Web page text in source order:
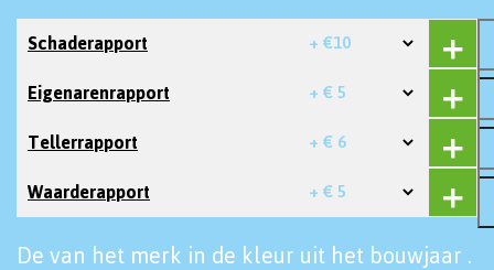
Schaderapport + €10
Eigenarenrapport + € 5
Tellerrapport + € 6
Waarderapport + € 5
De van het merk in de kleur uit het bouwjaar .